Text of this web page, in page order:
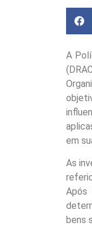
A
em
As
Após
bens